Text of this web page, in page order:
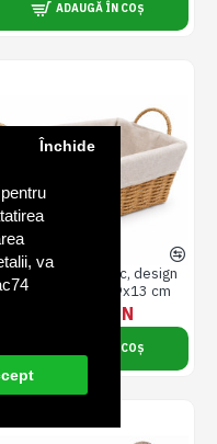
va
Închide
ADAUGĂ ÎN COȘ
Cos paine ratan mic, design
traditional, 29x19x13 cm
28,99 RON
ADAUGĂ ÎN COȘ